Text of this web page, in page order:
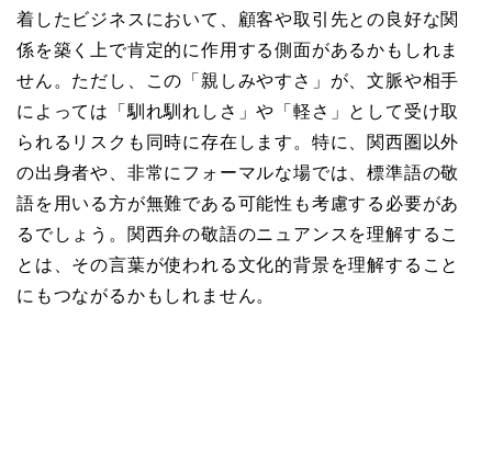
着したビジネスにおいて、顧客や取引先との良好な関
係を築く上で肯定的に作用する側面があるかもしれま
せん。ただし、この「親しみやすさ」が、文脈や相手
によっては「馴れ馴れしさ」や「軽さ」として受け取
られるリスクも同時に存在します。特に、関西圏以外
の出身者や、非常にフォーマルな場では、標準語の敬
語を用いる方が無難である可能性も考慮する必要があ
るでしょう。関西弁の敬語のニュアンスを理解するこ
とは、その言葉が使われる文化的背景を理解すること
にもつながるかもしれません。